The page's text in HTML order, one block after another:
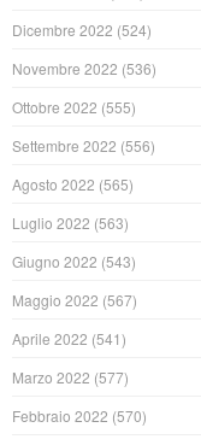
Dicembre 2022 (524)
Novembre 2022 (536)
Ottobre 2022 (555)
Settembre 2022 (556)
Agosto 2022 (565)
Luglio 2022 (563)
Giugno 2022 (543)
Maggio 2022 (567)
Aprile 2022 (541)
Marzo 2022 (577)
Febbraio 2022 (570)